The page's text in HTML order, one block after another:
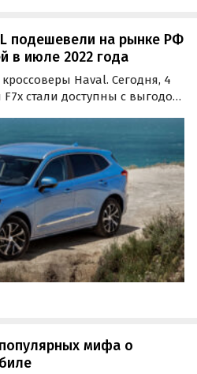
подешевели на рынке РФ
в июле 2022 года
Haval. Сегодня, 4
стали доступны с выгодой,
мифа о